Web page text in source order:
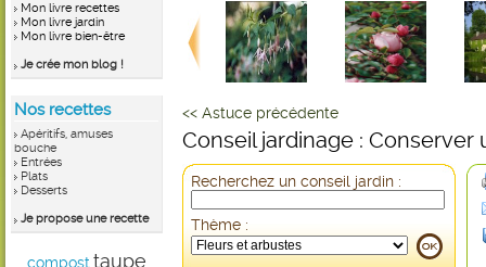
Mon livre recettes
Mon livre jardin
Mon livre bien-être
Je crée mon blog !
Nos recettes
Apéritifs, amuses
bouche
Entrées
Plats
Desserts
Je propose une recette
compost taupe
<< Astuce précédente
Conseil jardinage :
Recherchez un conseil jardin :
Thème :